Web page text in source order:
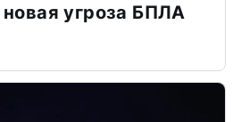
угроза БПЛА